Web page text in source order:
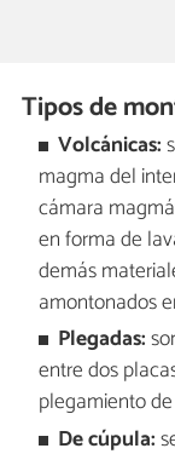
Tipos de
Volcánicas:
magma del
cámara
en forma de
demás
amontonados
Plegadas:
entre dos
plegamiento
De cúpula: